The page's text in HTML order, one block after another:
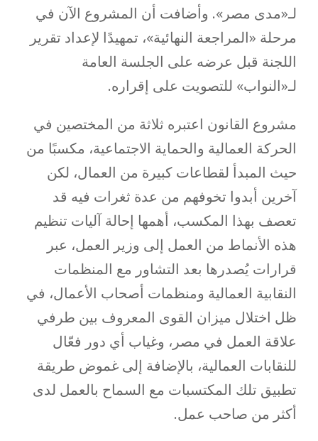
لـ«مدى مصر». وأضافت أن المشروع الآن في
مرحلة «المراجعة النهائية»، تمهيدًا لإعداد تقرير
اللجنة قبل عرضه على الجلسة العامة
لـ«النواب» للتصويت على إقراره.
مشروع القانون اعتبره ثلاثة من المختصين في
الحركة العمالية والحماية الاجتماعية، مكسبًا من
حيث المبدأ لقطاعات كبيرة من العمال، لكن
آخرين أبدوا تخوفهم من عدة ثغرات فيه قد
تعصف بهذا المكسب، أهمها إحالة آليات تنظيم
هذه الأنماط من العمل إلى وزير العمل، عبر
قرارات يُصدرها بعد التشاور مع المنظمات
النقابية العمالية ومنظمات أصحاب الأعمال، في
ظل اختلال ميزان القوى المعروف بين طرفي
علاقة العمل في مصر، وغياب أي دور فعّال
للنقابات العمالية، بالإضافة إلى غموض طريقة
تطبيق تلك المكتسبات مع السماح بالعمل لدى
أكثر من صاحب عمل.